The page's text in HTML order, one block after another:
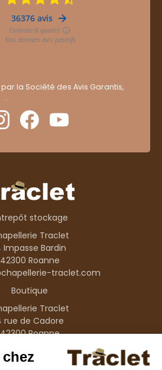
la Société des Avis Garantis,
.
stockage
Traclet
Impasse Bardin
42300 Roanne
traclet.com
Boutique
Traclet
rue de Cadore
42300 Roanne